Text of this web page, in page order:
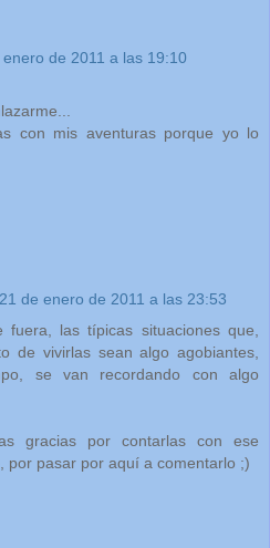
enero de 2011 a las 19:10
con mis aventuras porque yo lo
21 de enero de 2011 a las 23:53
fuera, las típicas situaciones que,
de vivirlas sean algo agobiantes,
se van recordando con algo
gracias por contarlas con ese
por pasar por aquí a comentarlo ;)